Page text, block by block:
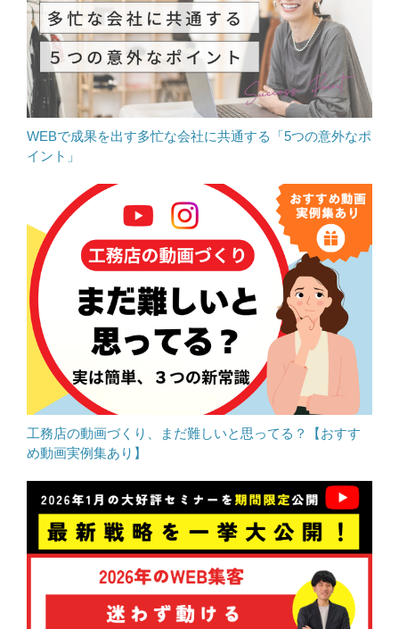
WEBで成果を出す多忙な会社に共通する「5つの意外なポ
イント」
工務店の動画づくり、まだ難しいと思ってる？【おすす
め動画実例集あり】